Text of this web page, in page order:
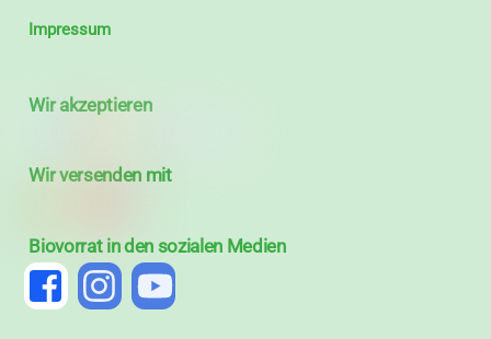
Impressum
Wir akzeptieren
Wir versenden mit
Biovorrat in den sozialen Medien